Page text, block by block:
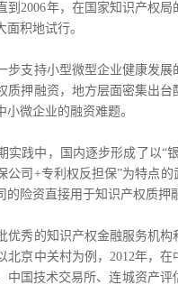
到2006年，在国家知识产权
积地试行。
持小型微型企业健康发展
质押融资，地方层面密集出
微企业的融资难题。
中，国内逐步形成了以“银
公司+专利权反担保”为特点
险资直接用于知识产权质押
的知识产权金融服务机构
北京中关村为例，2012年，
中国技术交易所、连城资产